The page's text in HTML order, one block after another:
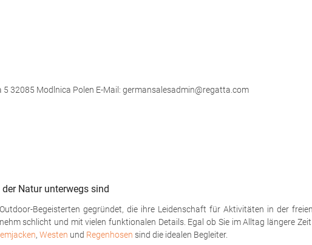
5 32085 Modlnica Polen E-Mail: germansalesadmin@regatta.com
Natur unterwegs sind
Begeisterten gegründet, die ihre Leidenschaft für Aktivitäten in der
schlicht und mit vielen funktionalen Details. Egal ob Sie im Alltag längere
, Westen und Regenhosen sind die idealen Begleiter.